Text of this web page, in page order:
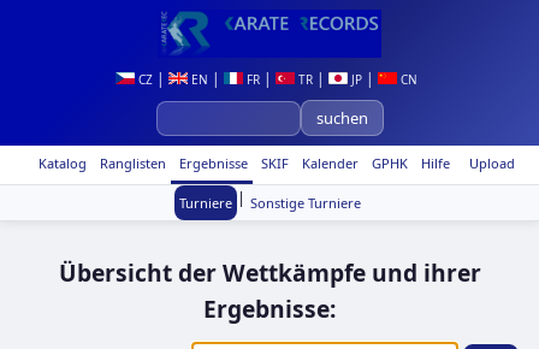
CZ| EN | FR| TR| JP| CN
Upload
Katalog Ranglisten Ergebnisse SKIF Kalender GPHK Hilfe
Turniere | Sonstige Turniere
Übersicht der Wettkämpfe und ihrer
Ergebnisse: